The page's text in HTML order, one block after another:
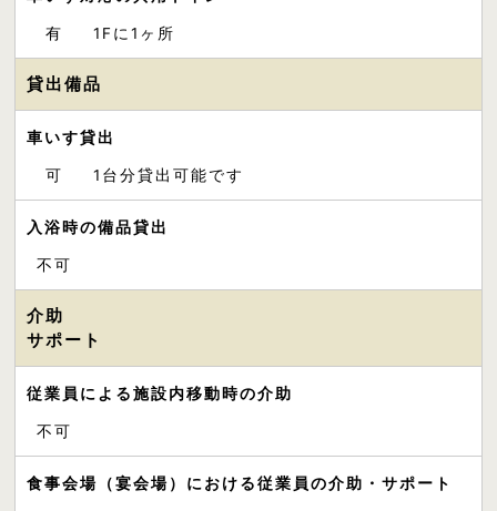
有 1Fに1ヶ所
貸出備品
車いす貸出
可 1台分貸出可能です
入浴時の備品貸出
不可
介助
サポート
従業員による施設内移動時の介助
不可
食事会場（宴会場）における従業員の介助・サポート